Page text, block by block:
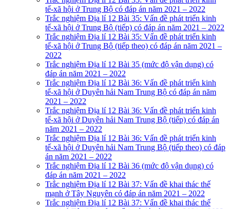
tế-xã hội ở Trung Bộ có đáp án năm 2021 – 2022
Trắc nghiệm Địa lí 12 Bài 35: Vấn đề phát triển kinh
tế-xã hội ở Trung Bộ (tiếp) có đáp án năm 2021 – 2022
Trắc nghiệm Địa lí 12 Bài 35: Vấn đề phát triển kinh
tế-xã hội ở Trung Bộ (tiếp theo) có đáp án năm 2021 –
2022
Trắc nghiệm Địa lí 12 Bài 35 (mức độ vận dụng) có
đáp án năm 2021 – 2022
Trắc nghiệm Địa lí 12 Bài 36: Vấn đề phát triển kinh
tế-xã hội ở Duyên hải Nam Trung Bộ có đáp án năm
2021 – 2022
Trắc nghiệm Địa lí 12 Bài 36: Vấn đề phát triển kinh
tế-xã hội ở Duyên hải Nam Trung Bộ (tiếp) có đáp án
năm 2021 – 2022
Trắc nghiệm Địa lí 12 Bài 36: Vấn đề phát triển kinh
tế-xã hội ở Duyên hải Nam Trung Bộ (tiếp theo) có đáp
án năm 2021 – 2022
Trắc nghiệm Địa lí 12 Bài 36 (mức độ vận dụng) có
đáp án năm 2021 – 2022
Trắc nghiệm Địa lí 12 Bài 37: Vấn đề khai thác thế
mạnh ở Tây Nguyên có đáp án năm 2021 – 2022
Trắc nghiệm Địa lí 12 Bài 37: Vấn đề khai thác thế